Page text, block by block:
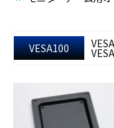
VESA100